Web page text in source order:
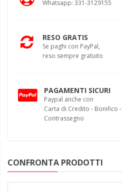
Whatsapp: 331-3129155
RESO GRATIS
Se paghi con PayPal,
reso sempre gratuito
PAGAMENTI SICURI
Paypal anche con
Carta di Credito - Bonifico -
Contrassegno
CONFRONTA PRODOTTI